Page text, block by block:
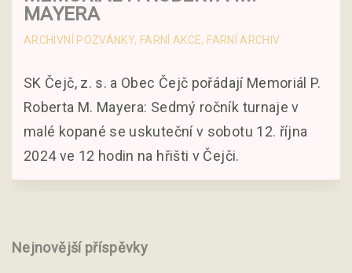
MAYERA
ARCHIVNÍ POZVÁNKY FARNÍ AKCE FARNÍ ARCHIV
SK Čejč, z. s. a Obec Čejč pořádají Memoriál P.
Roberta M. Mayera: Sedmý ročník turnaje v
malé kopané se uskuteční v sobotu 12. října
2024 ve 12 hodin na hřišti v Čejči.
Nejnovější příspěvky